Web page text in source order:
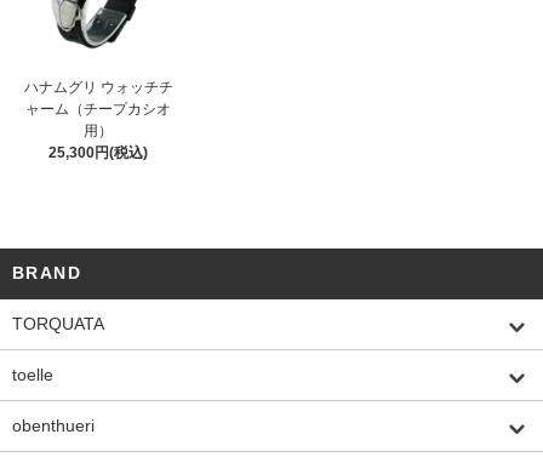
ハナムグリ ウォッチチ
ャーム（チープカシオ
用）
25,300円(税込)
BRAND
TORQUATA
toelle
obenthueri